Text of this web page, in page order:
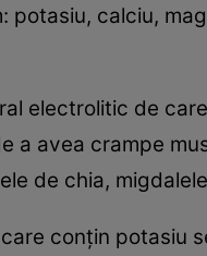
potasiu, calciu,
electrolitic de
a avea crampe
de chia,
conțin potasiu